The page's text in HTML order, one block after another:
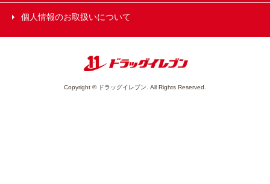
個人情報のお取扱いについて
Copyright © ドラッグイレブン. All Rights Reserved.